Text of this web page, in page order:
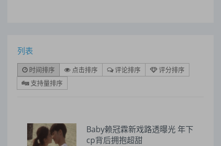
列表
时间排序 点击排序 评论排序
评分排序
支持量排序
Baby赖冠霖新戏路透曝光 年下
cp背后拥抱超甜